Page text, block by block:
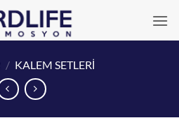
/ KALEM SETLERİ